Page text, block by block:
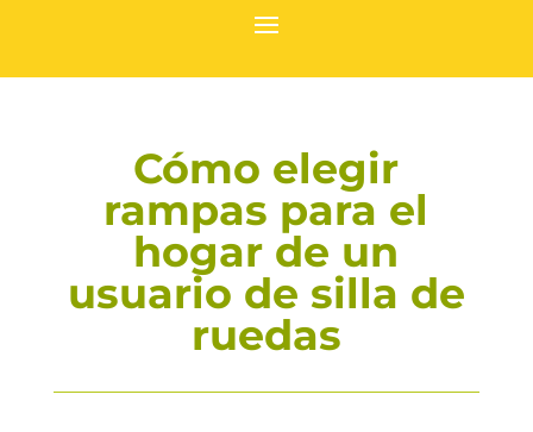
Cómo elegir
rampas para el
hogar de un
usuario de silla de
ruedas